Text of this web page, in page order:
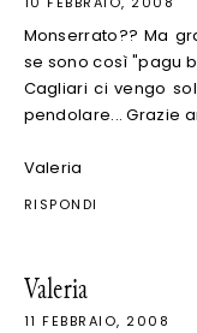
Monserrato?? Ma
se sono così "pagu
Cagliari ci vengo
pendolare... Grazie
Valeria
RISPONDI
Valeria
11 FEBBRAIO, 2008